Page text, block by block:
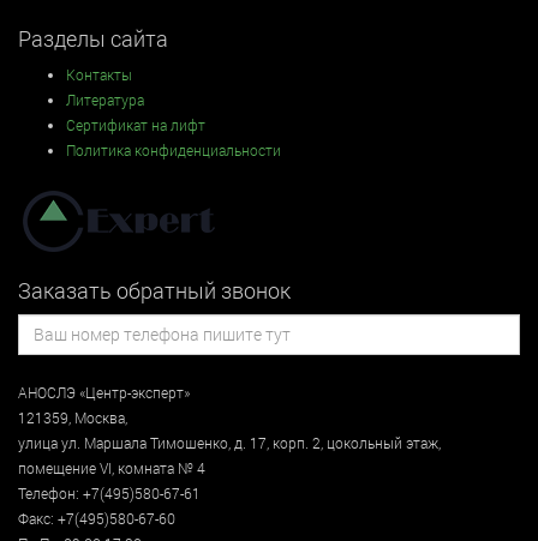
Разделы сайта
Контакты
Литература
Сертификат на лифт
Политика конфиденциальности
Заказать обратный звонок
АНОСЛЭ «Центр-эксперт»
121359 Москва
улицаул. Маршала Тимошенко, д. 17, корп. 2, цокольный этаж
помещение VI, комната № 4
Телефон: +7(495)580-67-61
Факс: +7(495)580-67-60